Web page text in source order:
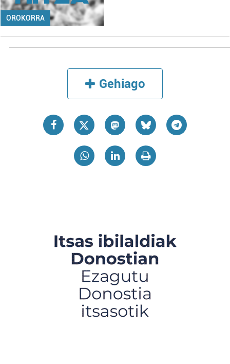
OROKORRA
Gehiago